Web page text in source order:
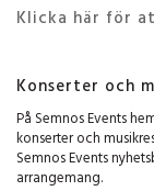
Klicka här för
Konserter och
På Semnos Events
konserter och
Semnos Events
arrangemang.